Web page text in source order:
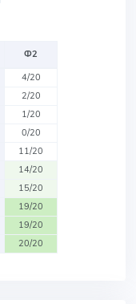
Ф2
4/20
2/20
1/20
0/20
11/20
14/20
15/20
19/20
19/20
20/20